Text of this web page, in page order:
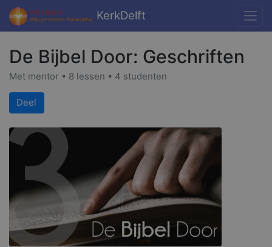
KerkDelft
De Bijbel Door: Geschriften
Met mentor • 8 lessen • 4 studenten
Deel